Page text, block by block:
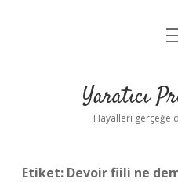
Yasal
Yaratıcı
Hayalleri gerçeğe
Etiket: Devoir fiili ne